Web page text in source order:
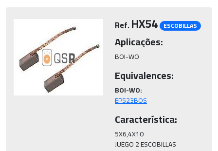
Ref.HX54 ESCOBILLAS
Aplicações:
BOI-WO
Equivalences:
BOI-WO:
EP523BOS
Característica:
5X6,4X10
JUEGO 2 ESCOBILLAS